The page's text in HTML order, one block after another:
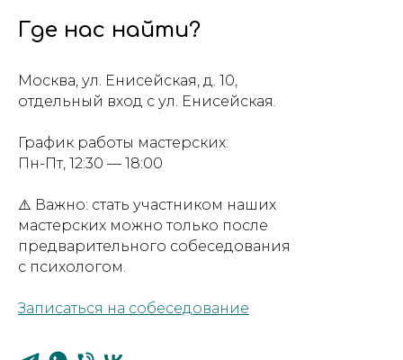
Где нас найти?
Москва, ул. Енисейская, д. 10,
отдельный вход с ул. Енисейская.
График работы мастерских:
Пн-Пт, 12:30 — 18:00
⚠️ Важно: стать участником наших
мастерских можно только после
предварительного собеседования
с психологом.
Записаться на собеседование